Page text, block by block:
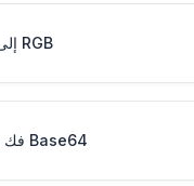
HEX إلى RGB
فك تشفير Base64